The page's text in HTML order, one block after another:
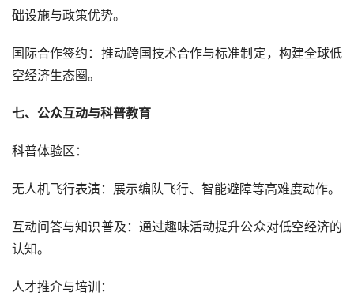
础设施与政策优势。
国际合作签约：推动跨国技术合作与标准制定，构建全球低
空经济生态圈。
七、公众互动与科普教育
科普体验区：
无人机飞行表演：展示编队飞行、智能避障等高难度动作。
互动问答与知识普及：通过趣味活动提升公众对低空经济的
认知。
人才推介与培训：